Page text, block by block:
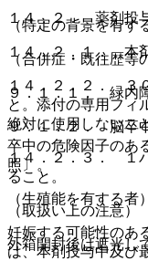
１４．２． 薬剤投
１４．２．１． 本
１４．２．２． ３
と。添付の専用フィ
絶対に使用しないこ
１４．２．３． １
ること。
（取扱い上の注意）
外箱開封後は遮光し
（特定の背景を有す
（合併症・既往歴等
９．１．１． 緑内
９．１．２． 脳卒
卒中の危険因子のあ
照〕。
（生殖能を有する者）
妊娠する可能性のあ
は、本剤投与中及び